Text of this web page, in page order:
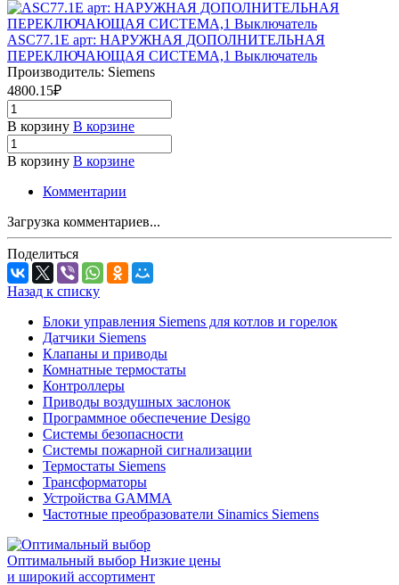
ASC77.1E арт: НАРУЖНАЯ ДОПОЛНИТЕЛЬНАЯ
ПЕРЕКЛЮЧАЮЩАЯ СИСТЕМА,1 Выключатель
Производитель: Siemens
4800.15₽
В корзину В корзине
В корзину В корзине
Комментарии
Загрузка комментариев...
Поделиться
Назад к списку
Блоки управления Siemens для котлов и горелок
Датчики Siemens
Клапаны и приводы
Комнатные термостаты
Контроллеры
Приводы воздушных заслонок
Программное обеспечение Desigo
Системы безопасности
Системы пожарной сигнализации
Термостаты Siemens
Трансформаторы
Устройства GAMMA
Частотные преобразователи Sinamics Siemens
Оптимальный выбор Низкие цены
и широкий ассортимент